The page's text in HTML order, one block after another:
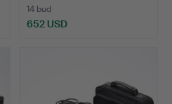
14 bud
652 USD